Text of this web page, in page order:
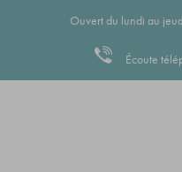
Ouvert du lundi au
Écoute